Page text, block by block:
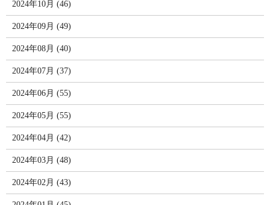
2024年10月 (46)
2024年09月 (49)
2024年08月 (40)
2024年07月 (37)
2024年06月 (55)
2024年05月 (55)
2024年04月 (42)
2024年03月 (48)
2024年02月 (43)